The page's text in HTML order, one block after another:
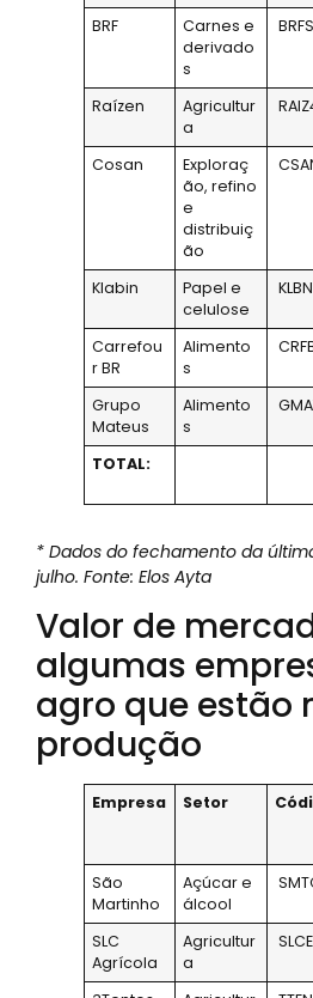
BRF
Carnes e
derivado
s
Raízen
Agricultur
a
Cosan
Exploraç
ão, refino
e
distribuiç
ão
Klabin
Papel e
celulose
Carrefou
r BR
Alimento
s
Grupo
Mateus
Alimento
s
TOTAL:
* Dados do fechamento da
julho. Fonte: Elos Ayta
Valor de
algumas
agro que estão
produção
Empresa Setor
São
Martinho
Açúcar e
álcool
SLC
Agrícola
Agricultur
a